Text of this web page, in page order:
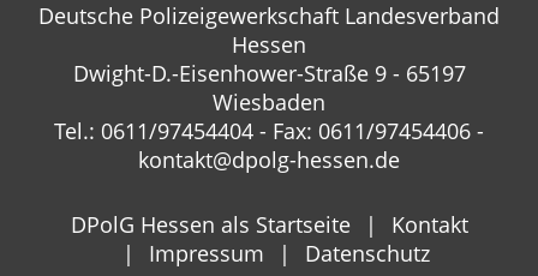
Deutsche Polizeigewerkschaft Landesverband
Hessen
Dwight-D.-Eisenhower-Straße 9 - 65197
Wiesbaden
Tel.: 0611/97454404 - Fax: 0611/97454406 -
kontakt@dpolg-hessen.de
DPolG Hessen als Startseite
Kontakt
Impressum
Datenschutz